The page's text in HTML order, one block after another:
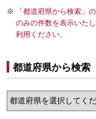
「都道府県から検索」
のみの件数を表示いた
利用ください。
都道府県から検索